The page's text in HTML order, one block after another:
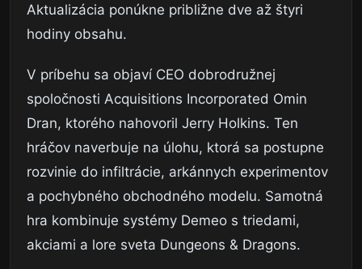
Aktualizácia ponúkne približne dve až štyri
hodiny obsahu.
V príbehu sa objaví CEO dobrodružnej
spoločnosti Acquisitions Incorporated Omin
Dran, ktorého nahovoril Jerry Holkins. Ten
hráčov naverbuje na úlohu, ktorá sa postupne
rozvinie do infiltrácie, arkánnych experimentov
a pochybného obchodného modelu. Samotná
hra kombinuje systémy Demeo s triedami,
akciami a lore sveta Dungeons & Dragons.